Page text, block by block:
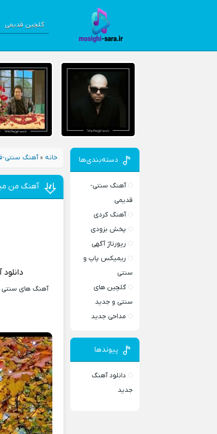
گلچین قدیمی
خانه »آهنگ سنتی-
آهنگ من
آهنگ های سنتی
دسته‌بندی‌ها
آهنگ سنتی-
قدیمی
آهنگ کردی
پخش بزودی
رپورتاژ آگهی
ریمیکس پاپ و
سنتی
گلچین های
سنتی و جدید
مداحی جدید
پیوندها
دانلود آهنگ
جدید